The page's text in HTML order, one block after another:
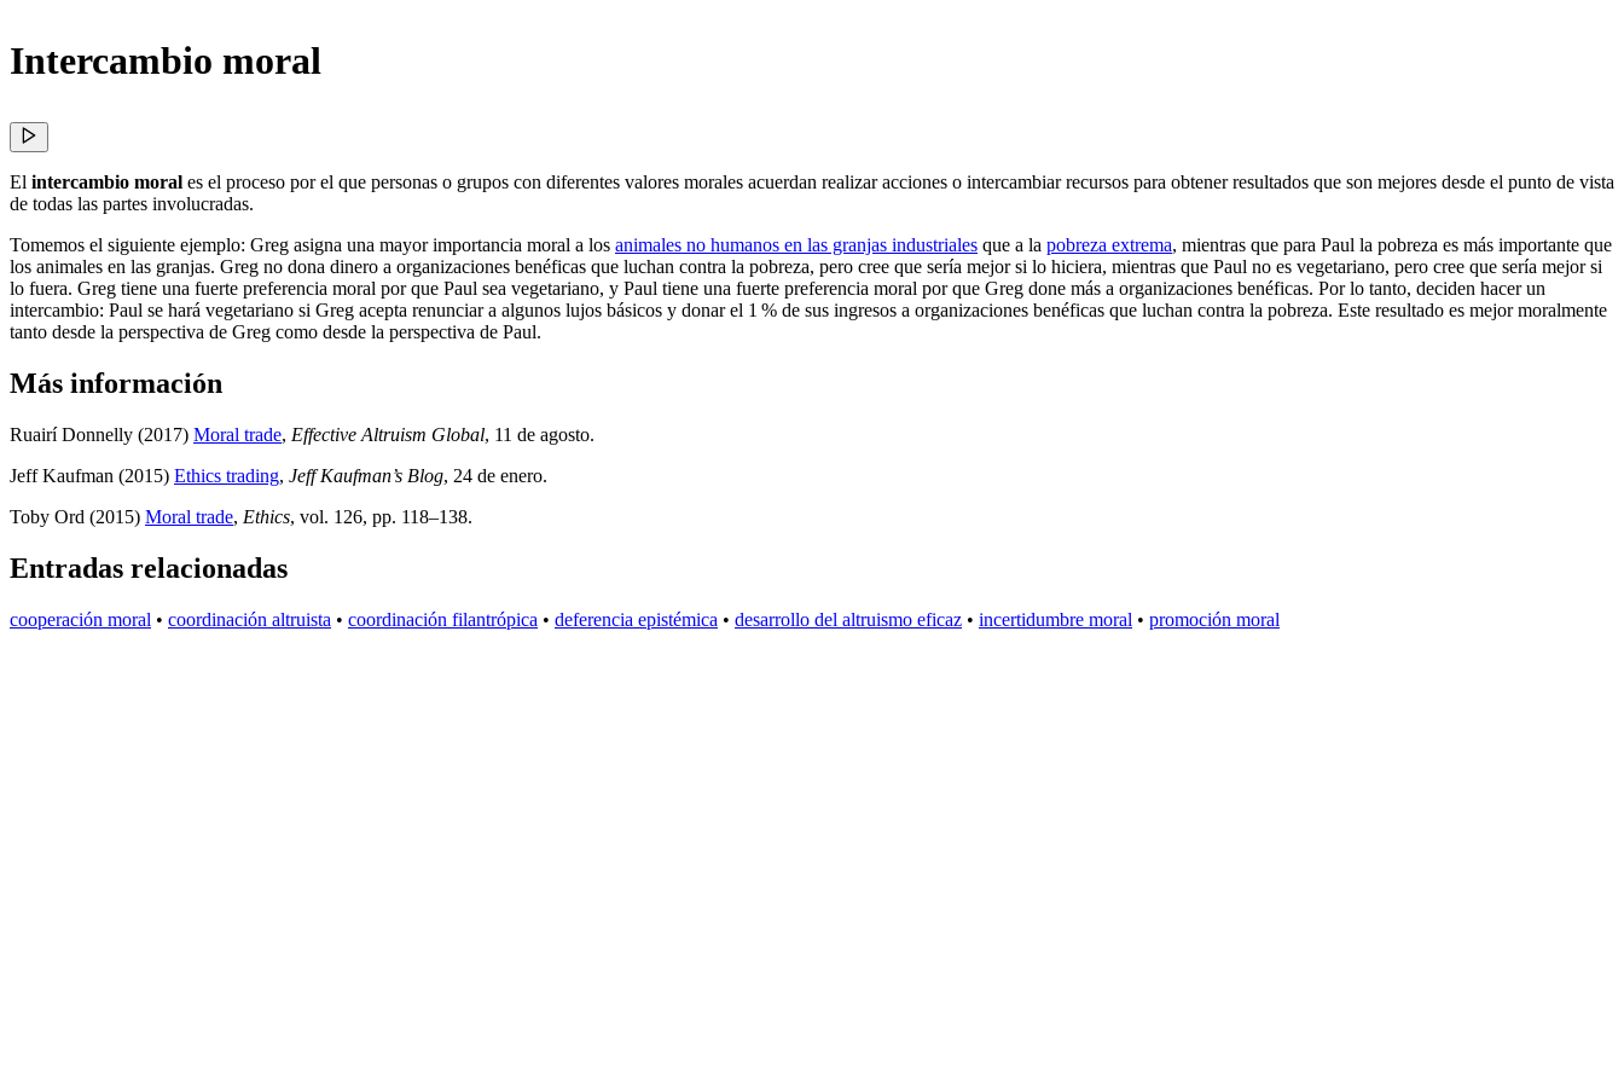
Intercambio moral
El intercambio moral es el proceso por el que personas o grupos con diferentes valores morales acuerdan realizar acciones o intercambiar recursos para obtener resultados que son mejores desde el punto de vista
de todas las partes involucradas.
Tomemos el siguiente ejemplo: Greg asigna una mayor importancia moral a los animales no humanos en las granjas industriales que a la pobreza extrema, mientras que para Paul la pobreza es más importante que
los animales en las granjas. Greg no dona dinero a organizaciones benéficas que luchan contra la pobreza, pero cree que sería mejor si lo hiciera, mientras que Paul no es vegetariano, pero cree que sería mejor si
lo fuera. Greg tiene una fuerte preferencia moral por que Paul sea vegetariano, y Paul tiene una fuerte preferencia moral por que Greg done más a organizaciones benéficas. Por lo tanto, deciden hacer un
intercambio: Paul se hará vegetariano si Greg acepta renunciar a algunos lujos básicos y donar el 1 % de sus ingresos a organizaciones benéficas que luchan contra la pobreza. Este resultado es mejor moralmente
tanto desde la perspectiva de Greg como desde la perspectiva de Paul.
Más información
Ruairí Donnelly (2017) Moral trade, Effective Altruism Global, 11 de agosto.
Jeff Kaufman (2015) Ethics trading, Jeff Kaufman’s Blog, 24 de enero.
Toby Ord (2015) Moral trade, Ethics, vol. 126, pp. 118–138.
Entradas relacionadas
cooperación moral • coordinación altruista • coordinación filantrópica • deferencia epistémica • desarrollo del altruismo eficaz • incertidumbre moral • promoción moral